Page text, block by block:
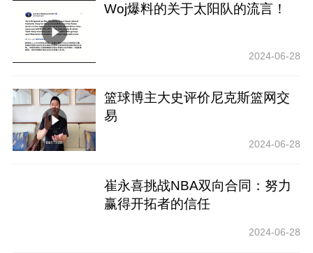
Woj爆料的关于太阳队的流言！
2024-06-28
篮球博主大史评价尼克斯篮网交
易
2024-06-28
崔永喜挑战NBA双向合同：努力
赢得开拓者的信任
2024-06-28